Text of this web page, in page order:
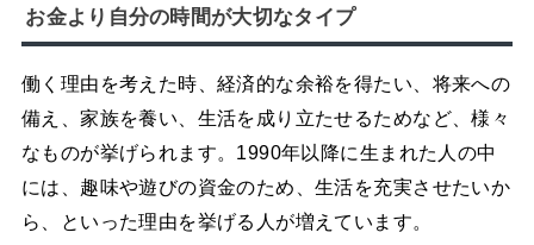
お金より自分の時間が大切なタイプ
働く理由を考えた時、経済的な余裕を得たい、将来への
備え、家族を養い、生活を成り立たせるためなど、様々
なものが挙げられます。1990年以降に生まれた人の中
には、趣味や遊びの資金のため、生活を充実させたいか
ら、といった理由を挙げる人が増えています。